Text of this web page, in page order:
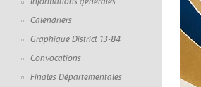
Calendriers
Graphique District 13-84
Convocations
Finales Départementales